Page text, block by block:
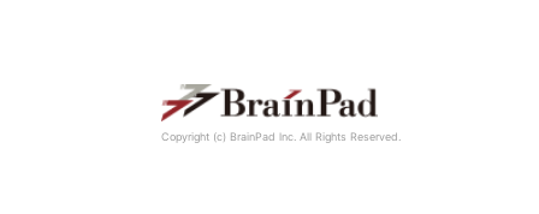
Copyright (c) BrainPad lnc. All Rights Reserved.